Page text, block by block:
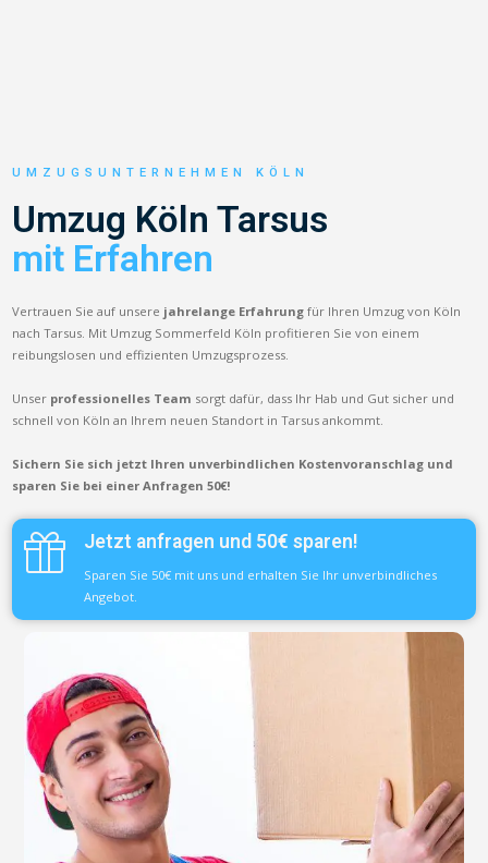
UMZUGSUNTERNEHMEN KÖLN
Umzug Köln Tarsus
mit Erfahren
Vertrauen Sie auf unsere jahrelange Erfahrung für Ihren Umzug von Köln
nach Tarsus. Mit Umzug Sommerfeld Köln profitieren Sie von einem
reibungslosen und effizienten Umzugsprozess.
Unser professionelles Team sorgt dafür, dass Ihr Hab und Gut sicher und
schnell von Köln an Ihrem neuen Standort in Tarsus ankommt.
Sichern Sie sich jetzt Ihren unverbindlichen Kostenvoranschlag und
sparen Sie bei einer Anfragen 50€!
Jetzt anfragen und 50€ sparen!
Sparen Sie 50€ mit uns und erhalten Sie Ihr unverbindliches
Angebot.